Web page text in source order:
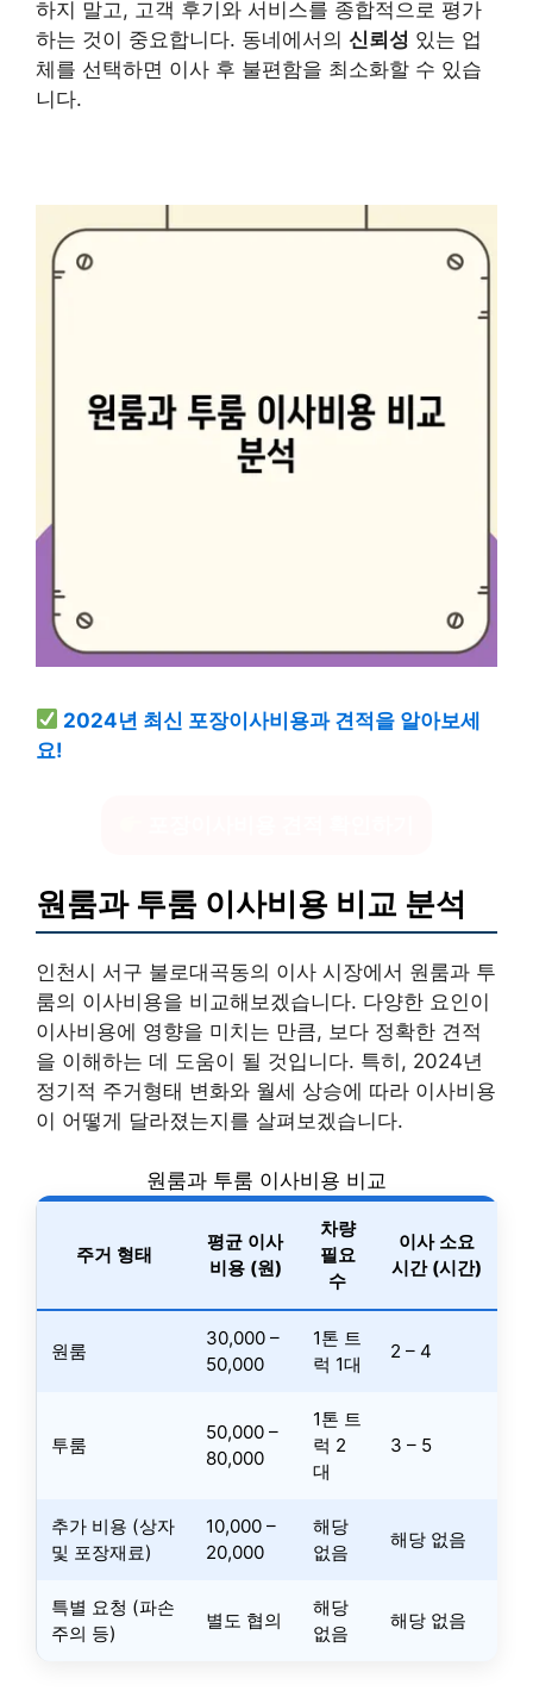
하지 말고, 고객 후기와 서비스를 종합적으로 평가
하는 것이 중요합니다. 동네에서의 신뢰성 있는 업
체를 선택하면 이사 후 불편함을 최소화할 수 있습
니다.
2024년 최신 포장이사비용과 견적을 알아보세
요!
원룸과 투룸 이사비용 비교 분석
인천시 서구 불로대곡동의 이사 시장에서 원룸과 투
룸의 이사비용을 비교해보겠습니다. 다양한 요인이
이사비용에 영향을 미치는 만큼, 보다 정확한 견적
을 이해하는 데 도움이 될 것입니다. 특히, 2024년
정기적 주거형태 변화와 월세 상승에 따라 이사비용
이 어떻게 달라졌는지를 살펴보겠습니다.
원룸과 투룸 이사비용 비교
주거 형태
평균 이사
비용 (원)
차량
필요
수
이사 소요
시간 (시간)
원룸
30,000 –
50,000
1톤 트
럭 1대
2 – 4
투룸
50,000 –
80,000
1톤 트
럭 2
대
3 – 5
추가 비용 (상자
및 포장재료)
10,000 –
20,000
해당
없음
해당 없음
특별 요청 (파손
주의 등)
별도 협의
해당
없음
해당 없음